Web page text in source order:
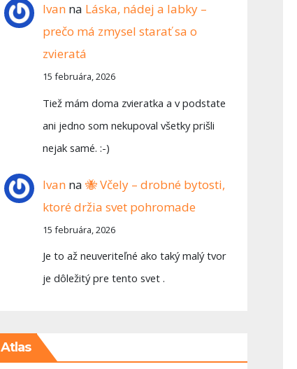
Ivan na Láska, nádej a labky –
prečo má zmysel starať sa o
zvieratá
15 februára, 2026
Tiež mám doma zvieratka a v podstate
ani jedno som nekupoval všetky prišli
nejak samé. :-)
Ivan na🐝 Včely – drobné bytosti,
ktoré držia svet pohromade
15 februára, 2026
Je to až neuveriteľné ako taký malý tvor
je dôležitý pre tento svet .
Atlas